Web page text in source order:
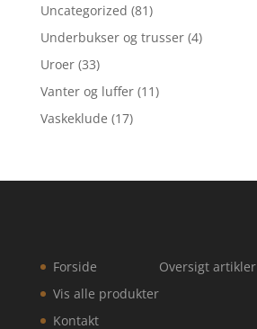
Uncategorized (81)
Underbukser og trusser (4)
Uroer (33)
Vanter og luffer (11)
Vaskeklude (17)
Forside
Vis alle produkter
Kontakt
Oversigt artikler